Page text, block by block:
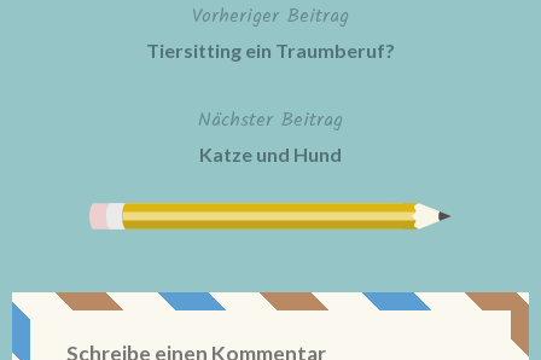
BeitragsnavigationVorheriger Beitrag
Tiersitting ein Traumberuf?
Nächster Beitrag
Katze und Hund
Schreibe einen Kommentar